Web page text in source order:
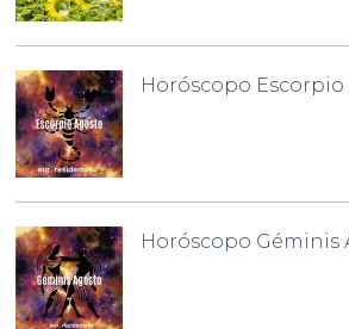
Horóscopo Escorpio
Horóscopo Géminis